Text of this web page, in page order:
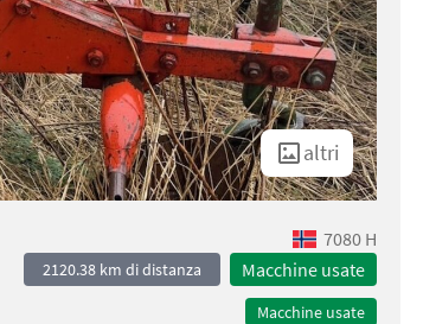
altri
7080 H
2120.38 km di distanza Macchine usate
Macchine usate